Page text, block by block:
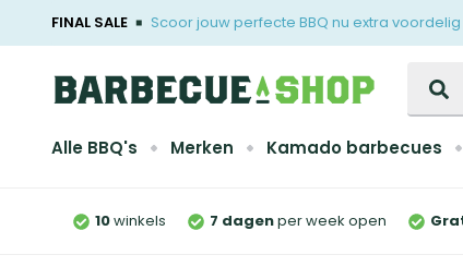
FINAL SALE Scoor jouw perfecte BBQ nu extra voordelig
Alle BBQ's Merken Kamado barbecues
10winkels 7 dagenper week open